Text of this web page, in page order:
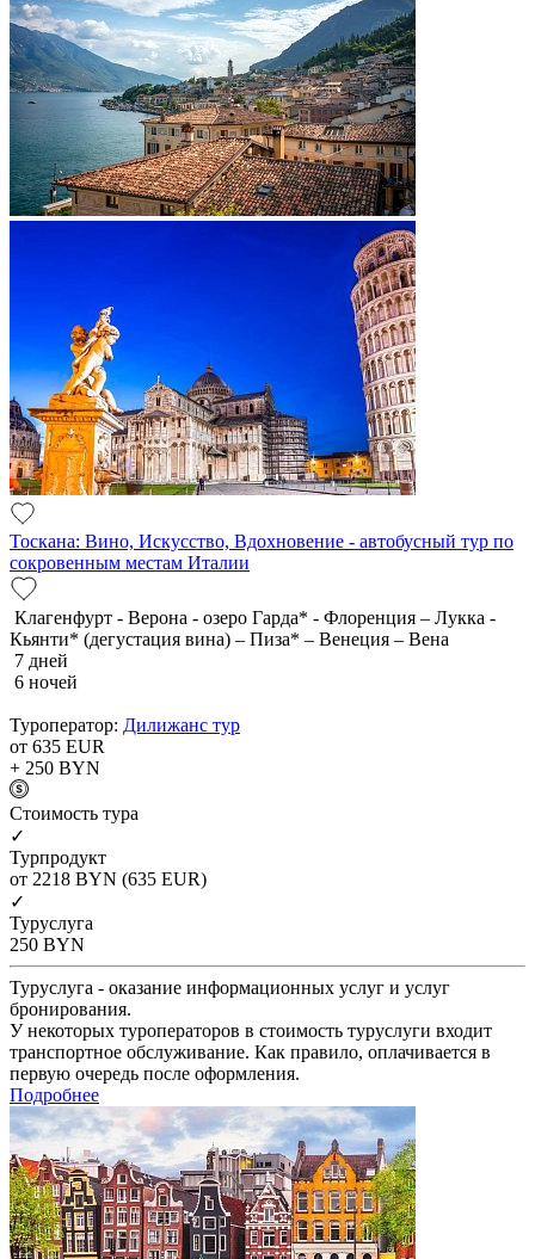
Тоскана: Вино, Искусство, Вдохновение - автобусный тур по
сокровенным местам Италии
Клагенфурт - Верона - озеро Гарда* - Флоренция – Лукка -
Кьянти* (дегустация вина) – Пиза* – Венеция – Вена
7 дней
6 ночей
Туроператор: Дилижанс тур
от 635 EUR
+ 250 BYN
Cтоимость тура
✓
Турпродукт
от 2218 BYN (635 EUR)
✓
Туруслуга
250 BYN
Туруслуга - оказание информационных услуг и услуг
бронирования.
У некоторых туроператоров в стоимость туруслуги входит
транспортное обслуживание. Как правило, оплачивается в
первую очередь после оформления.
Подробнее